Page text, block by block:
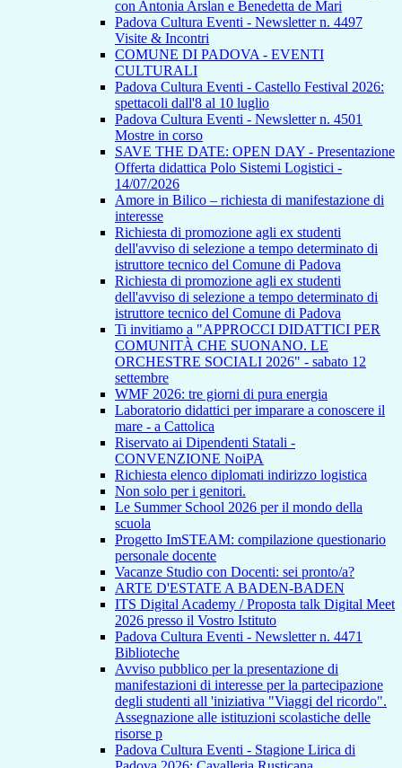
con Antonia Arslan e Benedetta de Mari
Padova Cultura Eventi - Newsletter n. 4497
Visite & Incontri
COMUNE DI PADOVA - EVENTI
CULTURALI
Padova Cultura Eventi - Castello Festival 2026:
spettacoli dall'8 al 10 luglio
Padova Cultura Eventi - Newsletter n. 4501
Mostre in corso
SAVE THE DATE: OPEN DAY - Presentazione
Offerta didattica Polo Sistemi Logistici -
14/07/2026
Amore in Bilico – richiesta di manifestazione di
interesse
Richiesta di promozione agli ex studenti
dell'avviso di selezione a tempo determinato di
istruttore tecnico del Comune di Padova
Richiesta di promozione agli ex studenti
dell'avviso di selezione a tempo determinato di
istruttore tecnico del Comune di Padova
Ti invitiamo a "APPROCCI DIDATTICI PER
COMUNITÀ CHE SUONANO. LE
ORCHESTRE SOCIALI 2026" - sabato 12
settembre
WMF 2026: tre giorni di pura energia
Laboratorio didattici per imparare a conoscere il
mare - a Cattolica
Riservato ai Dipendenti Statali -
CONVENZIONE NoiPA
Richiesta elenco diplomati indirizzo logistica
Non solo per i genitori.
Le Summer School 2026 per il mondo della
scuola
Progetto ImSTEAM: compilazione questionario
personale docente
Vacanze Studio con Docenti: sei pronto/a?
ARTE D'ESTATE A BADEN-BADEN
ITS Digital Academy / Proposta talk Digital Meet
2026 presso il Vostro Istituto
Padova Cultura Eventi - Newsletter n. 4471
Biblioteche
Avviso pubblico per la presentazione di
manifestazioni di interesse per la partecipazione
degli studenti all 'iniziativa "Viaggi del ricordo".
Assegnazione alle istituzioni scolastiche delle
risorse p
Padova Cultura Eventi - Stagione Lirica di